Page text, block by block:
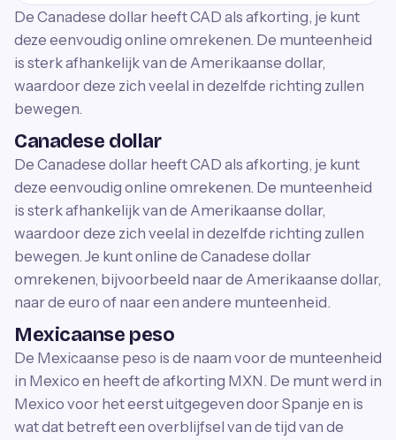
De Canadese dollar heeft CAD als afkorting, je kunt
deze eenvoudig online omrekenen. De munteenheid
is sterk afhankelijk van de Amerikaanse dollar,
waardoor deze zich veelal in dezelfde richting zullen
bewegen.
Canadese dollar
De Canadese dollar heeft CAD als afkorting, je kunt
deze eenvoudig online omrekenen. De munteenheid
is sterk afhankelijk van de Amerikaanse dollar,
waardoor deze zich veelal in dezelfde richting zullen
bewegen. Je kunt online de Canadese dollar
omrekenen, bijvoorbeeld naar de Amerikaanse dollar,
naar de euro of naar een andere munteenheid.
Mexicaanse peso
De Mexicaanse peso is de naam voor de munteenheid
in Mexico en heeft de afkorting MXN. De munt werd in
Mexico voor het eerst uitgegeven door Spanje en is
wat dat betreft een overblijfsel van de tijd van de